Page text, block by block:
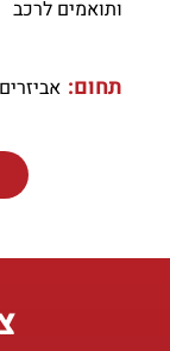
ותואמים לרכב
תחום: אביזרים